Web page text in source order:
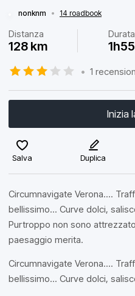
nonknm • 14 roadbook
Distanza
128 km
Durata
1h55
• 1
Inizia
Salva Duplica
Circumnavigate Verona....
bellissimo... Curve dolci,
Purtroppo non sono
paesaggio merita.
Circumnavigate Verona....
bellissimo... Curve dolci,